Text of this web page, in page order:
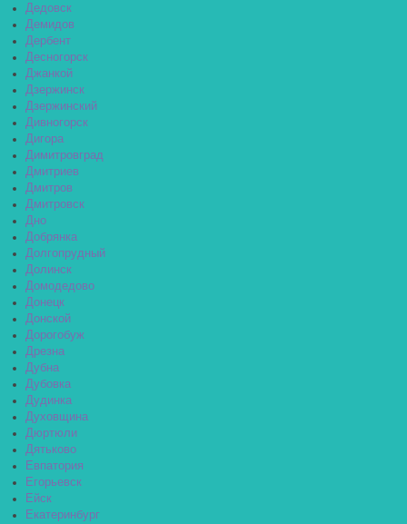
Дедовск
Демидов
Дербент
Десногорск
Джанкой
Дзержинск
Дзержинский
Дивногорск
Дигора
Димитровград
Дмитриев
Дмитров
Дмитровск
Дно
Добрянка
Долгопрудный
Долинск
Домодедово
Донецк
Донской
Дорогобуж
Дрезна
Дубна
Дубовка
Дудинка
Духовщина
Дюртюли
Дятьково
Евпатория
Егорьевск
Ейск
Екатеринбург